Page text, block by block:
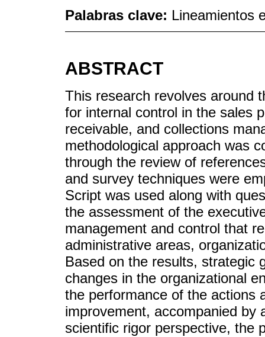
Palabras clave: Lineamientos
ABSTRACT
This research revolves around
for internal control in the sales
receivable, and collections
methodological approach was
through the review of
and survey techniques were
Script was used along with
the assessment of the
management and control that
administrative areas,
Based on the results, strategic
changes in the organizational
the performance of the actions
improvement, accompanied by
scientific rigor perspective, the